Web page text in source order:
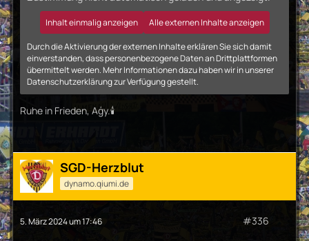
Inhalt einmalig anzeigen Alle externen Inhalte anzeigen
Durch die Aktivierung der externen Inhalte erklären Sie sich damit
einverstanden, dass personenbezogene Daten an Drittplattformen
übermittelt werden. Mehr Informationen dazu haben wir in unserer
Datenschutzerklärung zur Verfügung gestellt.
Ruhe in Frieden, Aģy.🕯
SGD-Herzblut
dynamo.qiumi.de
5. März 2024 um 17:46 #336